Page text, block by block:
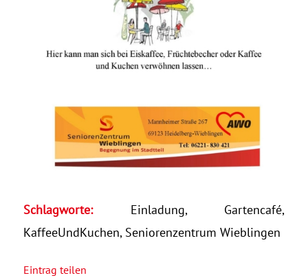
Schlagworte: Einladung, Gartencafé,
KaffeeUndKuchen, Seniorenzentrum Wieblingen
Eintrag teilen